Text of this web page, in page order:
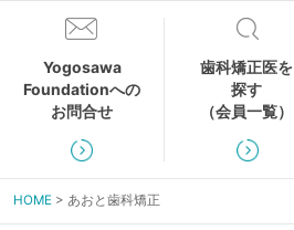
Yogosawa
Foundationへの
お問合せ
歯科矯正医を
探す
（会員一覧）
HOME あおと歯科矯正